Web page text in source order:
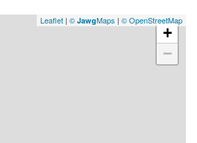
+
−
Leaflet | © JawgMaps | © OpenStreetMap